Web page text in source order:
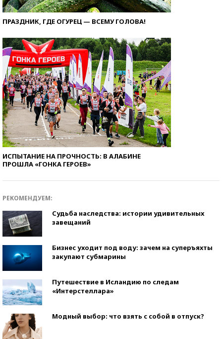
ПРАЗДНИК, ГДЕ ОГУРЕЦ — ВСЕМУ ГОЛОВА!
ИСПЫТАНИЕ НА ПРОЧНОСТЬ: В АЛАБИНЕ
ПРОШЛА «ГОНКА ГЕРОЕВ»
РЕКОМЕНДУЕМ:
Судьба наследства: истории удивительных
завещаний
Бизнес уходит под воду: зачем на суперъяхты
закупают субмарины
Путешествие в Исландию по следам
«Интерстеллара»
Модный выбор: что взять с собой в отпуск?